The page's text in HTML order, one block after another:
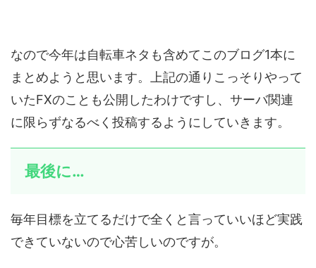
なので今年は自転車ネタも含めてこのブログ1本に
まとめようと思います。上記の通りこっそりやって
いたFXのことも公開したわけですし、サーバ関連
に限らずなるべく投稿するようにしていきます。
最後に…
毎年目標を立てるだけで全くと言っていいほど実践
できていないので心苦しいのですが。